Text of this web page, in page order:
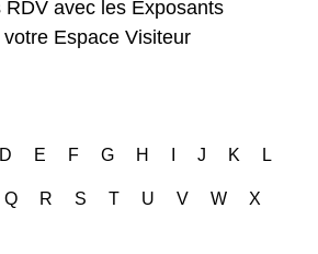
D E F G H J K L
Q R S T U V W X